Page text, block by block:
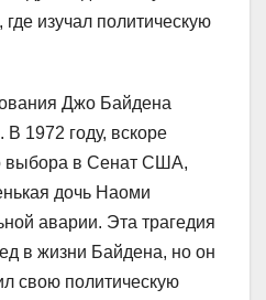
изучал политическую
Джо Байдена
В 1972 году, вскоре
выбора в Сенат США,
дочь Наоми
аварии. Эта трагедия
в жизни Байдена, но он
свою политическую